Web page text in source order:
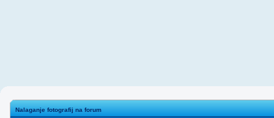
Nalaganje fotografij na forum